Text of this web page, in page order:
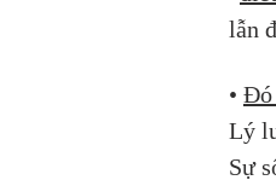
lẫn
• Đó
Lý
Sự